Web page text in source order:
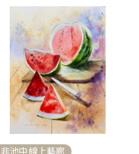
非池中線上藝廊